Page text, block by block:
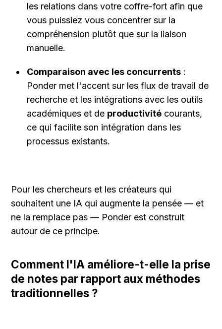
les relations dans votre coffre-fort afin que
vous puissiez vous concentrer sur la
compréhension plutôt que sur la liaison
manuelle.
Comparaison avec les concurrents :
Ponder met l'accent sur les flux de travail de
recherche et les intégrations avec les outils
académiques et de productivité courants,
ce qui facilite son intégration dans les
processus existants.
Pour les chercheurs et les créateurs qui
souhaitent une IA qui augmente la pensée — et
ne la remplace pas — Ponder est construit
autour de ce principe.
Comment l'IA améliore-t-elle la prise
de notes par rapport aux méthodes
traditionnelles ?